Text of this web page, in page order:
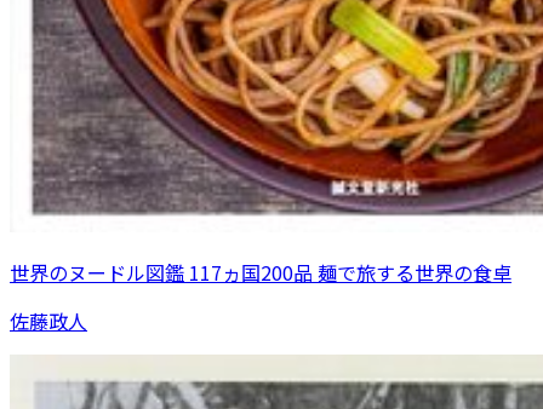
世界のヌードル図鑑 117ヵ国200品 麺で旅する世界の食卓
佐藤政人